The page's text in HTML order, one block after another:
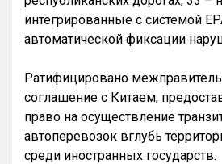
интегрированные с системой
автоматической фиксации
Ратифицировано
соглашение с Китаем,
право на осуществление
автоперевозок вглубь
среди иностранных государств.